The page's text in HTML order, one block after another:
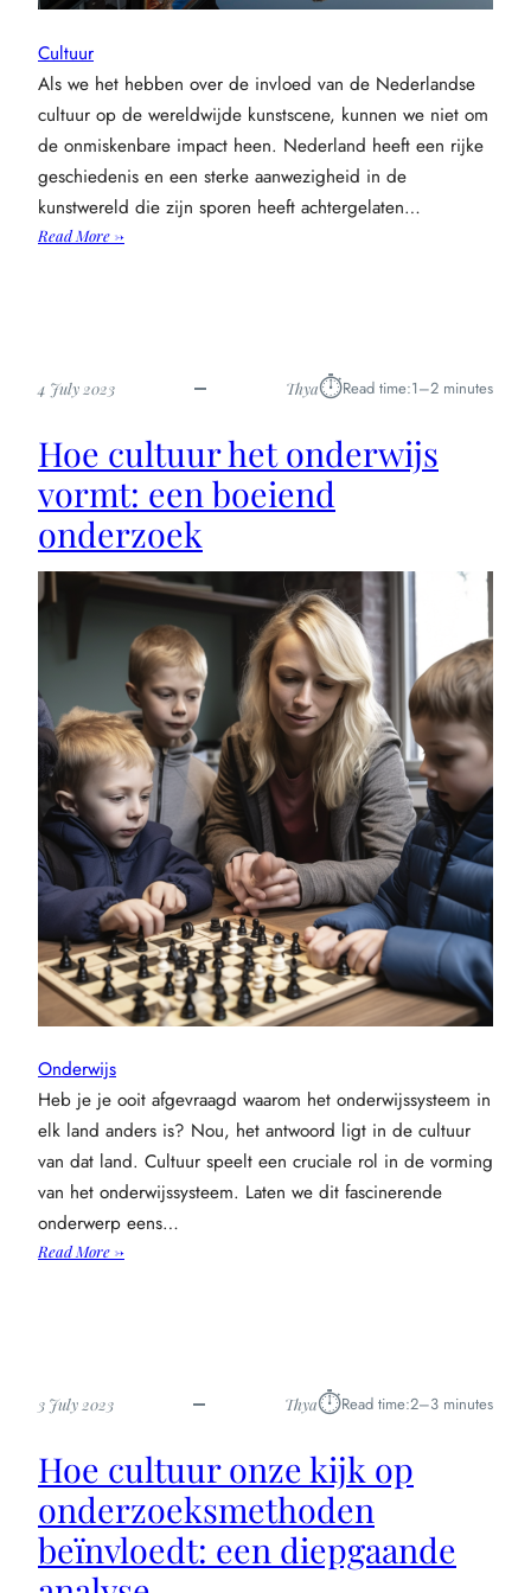
Cultuur
Als we het hebben over de invloed van de Nederlandse
cultuur op de wereldwijde kunstscene, kunnen we niet om
de onmiskenbare impact heen. Nederland heeft een rijke
geschiedenis en een sterke aanwezigheid in de
kunstwereld die zijn sporen heeft achtergelaten…
Read More →:
wereldwijde
heeft
veroverd
4 July 2023 Thya⏱︎Read time:1–2 minutes
Hoe cultuur het onderwijs
vormt: een boeiend
onderzoek
Onderwijs
Heb je je ooit afgevraagd waarom het onderwijssysteem in
elk land anders is? Nou, het antwoord ligt in de cultuur
van dat land. Cultuur speelt een cruciale rol in de vorming
van het onderwijssysteem. Laten we dit fascinerende
onderwerp eens…
Read More →:
onderzoek
3 July 2023 Thya⏱︎Read time:2–3 minutes
Hoe cultuur onze kijk op
onderzoeksmethoden
beïnvloedt: een diepgaande